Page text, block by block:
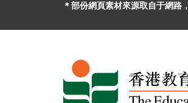
＊部份網頁素材來源取自于網路，